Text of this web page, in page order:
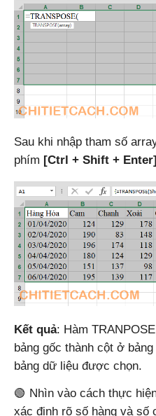
Sau khi nhập tham số
phím [Ctrl + Shift + Enter]
Kết quả: Hàm
bảng gốc thành cột ở
bảng dữ liệu được chọn.
🟢 Nhìn vào cách thực
xác định rõ số hàng và số